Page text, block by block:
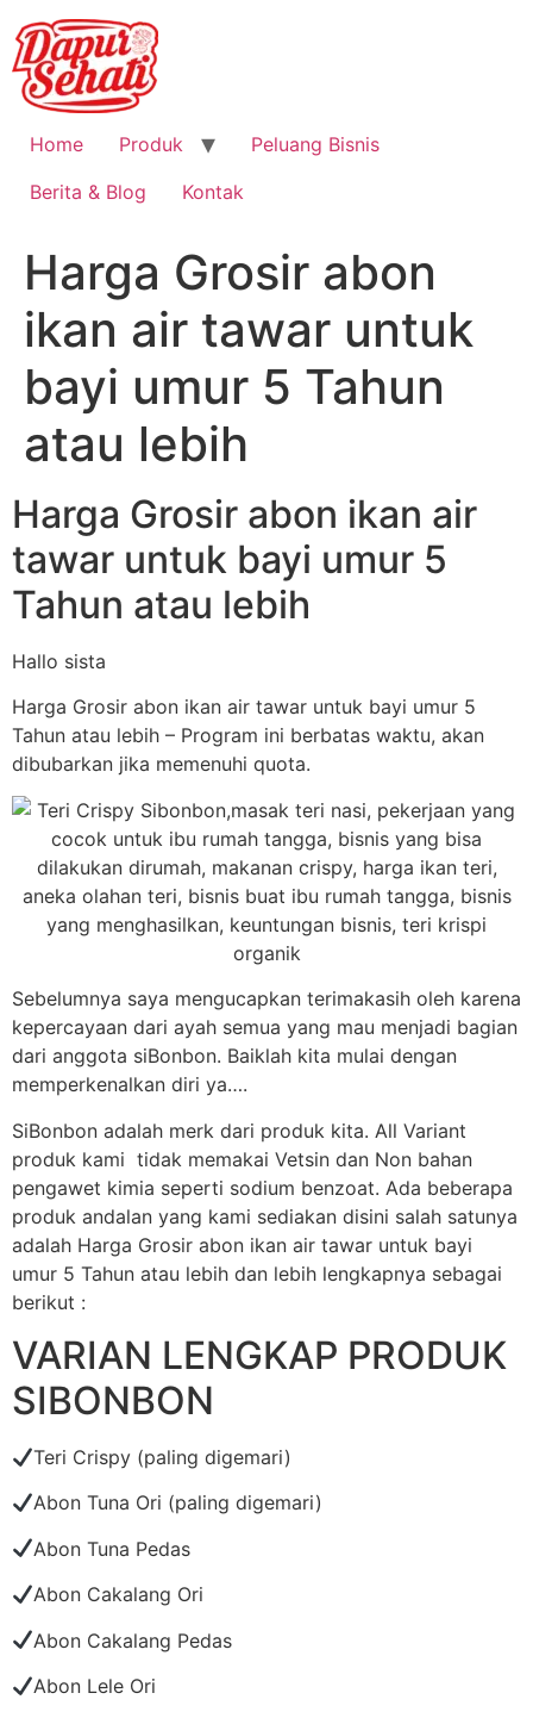
Home Produk
Peluang Bisnis
Berita & Blog
Kontak
Harga Grosir abon
ikan air tawar untuk
bayi umur 5 Tahun
atau lebih
Harga Grosir abon ikan air
tawar untuk bayi umur 5
Tahun atau lebih
Hallo sista
Harga Grosir abon ikan air tawar untuk bayi umur 5
Tahun atau lebih – Program ini berbatas waktu, akan
dibubarkan jika memenuhi quota.
Sebelumnya saya mengucapkan terimakasih oleh karena
kepercayaan dari ayah semua yang mau menjadi bagian
dari anggota siBonbon. Baiklah kita mulai dengan
memperkenalkan diri ya….
SiBonbon adalah merk dari produk kita. All Variant
produk kami tidak memakai Vetsin dan Non bahan
pengawet kimia seperti sodium benzoat. Ada beberapa
produk andalan yang kami sediakan disini salah satunya
adalah Harga Grosir abon ikan air tawar untuk bayi
umur 5 Tahun atau lebih dan lebih lengkapnya sebagai
berikut :
VARIAN LENGKAP PRODUK
SIBONBON
Teri Crispy (paling digemari)
Abon Tuna Ori (paling digemari)
Abon Tuna Pedas
Abon Cakalang Ori
Abon Cakalang Pedas
Abon Lele Ori